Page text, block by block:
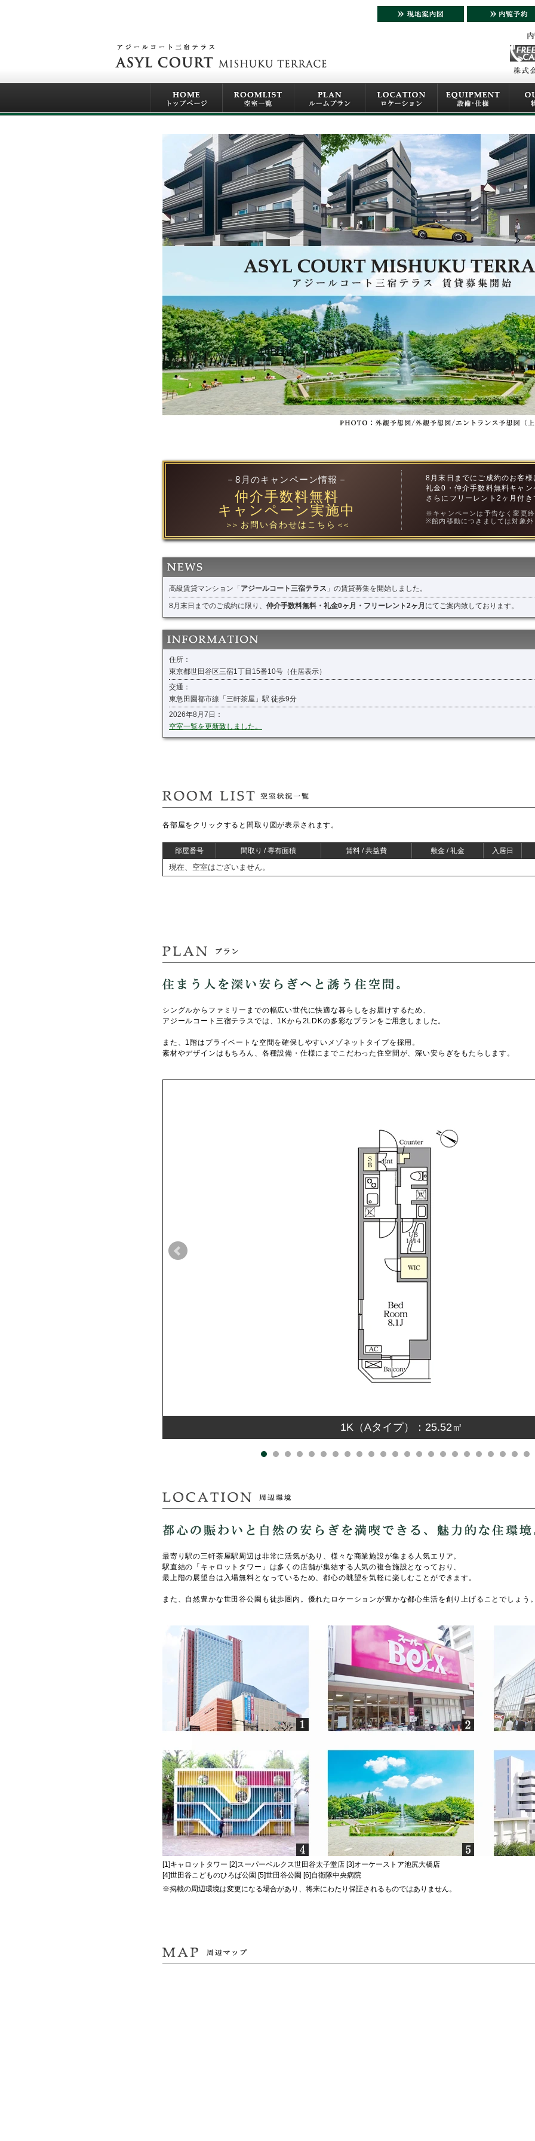
－8月のキャンペーン情報－
仲介手数料無料
キャンペーン実施中
＞＞ お問い合わせはこちら ＜＜
8月末日までにご成約のお客様
礼金0・仲介手数料無料キャ
さらにフリーレント2ヶ月付き
※キャンペーンは予告なく変更
※館内移動につきましては対象
高級賃貸マンション「アジールコート三宿テラス 」の賃貸募集を開始しました。
8月末日までのご成約に限り、 仲介手数料無料・礼金0ヶ月・フリーレント2ヶ月 にてご案内致しております。
住所：
東京都世田谷区三宿1丁目15番10号（住居表示）
交通：
東急田園都市線「三軒茶屋」駅 徒歩9分
2026年8月7日：
空室一覧を更新致しました。
各部屋を クリック すると間取り図が表示されます。
部屋番号 間取り / 専有面積 賃料 / 共益費 敷金 / 礼金 入居日
現在、空室はございません。
シングルからファミリーまでの幅広い世代に快適な暮らしをお届けするため、
アジールコート三宿テラスでは、1Kから2LDKの多彩なプランをご用意しました。
また、1階はプライベートな空間を確保しやすいメゾネットタイプを採用。
素材やデザインはもちろん、各種設備・仕様にまでこだわった住空間が、深い安らぎをもたらします。
1K（Aタイプ）：25.52㎡
最寄り駅の三軒茶屋駅周辺は非常に活気があり、様々な商業施設が集まる人気エリア。
駅直結の「キャロットタワー」は多くの店舗が集結する人気の複合施設となっており、
最上階の展望台は入場無料となっているため、都心の眺望を気軽に楽しむことができます。
また、自然豊かな世田谷公園も徒歩圏内。優れたロケーションが豊かな都心生活を創り上げることでしょう
[1]キャロットタワー [2]スーパーベルクス世田谷太子堂店 [3]オーケーストア池尻大橋店
[4]世田谷こどものひろば公園 [5]世田谷公園 [6]自衛隊中央病院
※掲載の周辺環境は変更になる場合があり、将来にわたり保証されるものではありません。